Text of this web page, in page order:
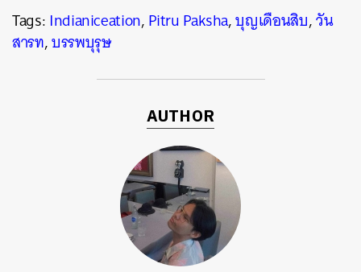
Tags: Indianiceation,Pitru Paksha,บุญเดือนสิบ,วัน
สารท,บรรพบุรุษ
AUTHOR